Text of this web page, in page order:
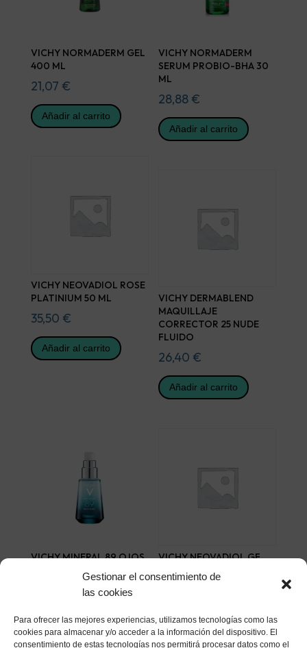
Gestionar el consentimiento de
las cookies
Para ofrecer las mejores experiencias, utilizamos tecnologías como las
cookies para almacenar y/o acceder a la información del dispositivo. El
consentimiento de estas tecnologías nos permitirá procesar datos como el
VICHY NORMADERM GEL
400 ML
21,07 €
Añadir al carrito
VICHY NORMADERM
SERUM PROBIO-BHA 30
ML
28,88 €
Añadir al carrito
VICHY NEOVADIOL ROSE
PLATINIUM 50 ML
35,50 €
Añadir al carrito
VICHY DERMABLEND
MAQUILLAJE
CORRECTOR 25 NUDE
FLUIDO
26,40 €
Añadir al carrito
VICHY MINERAL 89 OJOS
Añadir al carrito
VICHY NEOVADIOL GF
CONTORNO OJOS 15 ML
Añadir al carrito